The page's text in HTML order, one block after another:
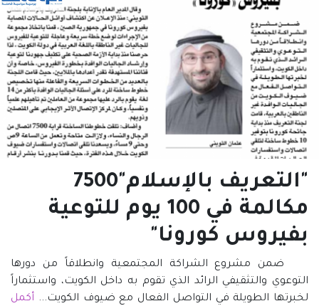
"التعريف بالإسلام"7500
مكالمة في 100 يوم للتوعية
بفيروس كورونا"
ضمن مشروع الشراكة المجتمعية وانطلاقاً من دورها
التوعوي والتثقيفي الرائد الذي تقوم به داخل الكويت، واستثماراً
لخبرتها الطويلة في التواصل الفعال مع ضيوف الكويت... أكمل